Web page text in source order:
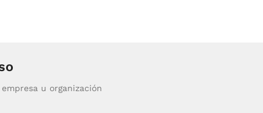
u organización